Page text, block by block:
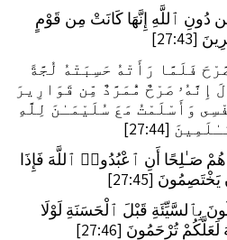
دُونِ ٱللَّهِ إِنَّهَا كَانَتْ مِن قَوْمٍ
[27:43]
فَلَمَّا رَأَتْهُ حَسِبَتْهُ لُجَّةً
إِنَّهُۥ صَرْحٌ مُّمَرَّدٌ مِّن قَوَارِيرَ
وَأَسْلَمْتُ مَعَ سُلَيْمَـٰنَ لِلَّهِ
[27:44]
صَـٰلِحًا أَنِ ٱعْبُدُوا۟ ٱللَّهَ فَإِذَا
[27:45]
بِٱلسَّيِّئَةِ قَبْلَ ٱلْحَسَنَةِ لَوْلَا
تُرْحَمُونَ [27:46]